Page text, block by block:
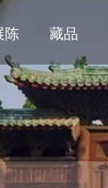
陈 藏品